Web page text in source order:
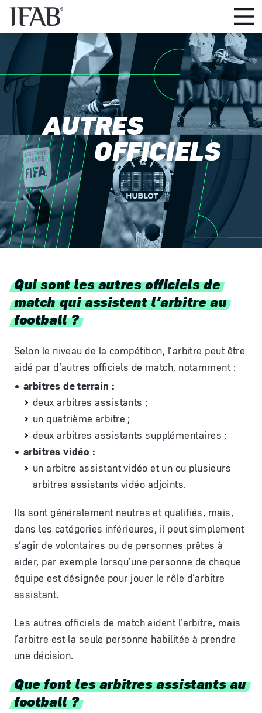
AUTRES
OFFICIELS
Qui sont les autres officiels de
match qui assistent l’arbitre au
football ?
Selon le niveau de la compétition, l’arbitre peut être
aidé par d’autres officiels de match, notamment :
arbitres de terrain :
deux arbitres assistants ;
un quatrième arbitre ;
deux arbitres assistants supplémentaires ;
arbitres vidéo :
un arbitre assistant vidéo et un ou plusieurs
arbitres assistants vidéo adjoints.
Ils sont généralement neutres et qualifiés, mais,
dans les catégories inférieures, il peut simplement
s’agir de volontaires ou de personnes prêtes à
aider, par exemple lorsqu’une personne de chaque
équipe est désignée pour jouer le rôle d’arbitre
assistant.
Les autres officiels de match aident l’arbitre, mais
l’arbitre est la seule personne habilitée à prendre
une décision.
Que font les arbitres assistants au
football ?